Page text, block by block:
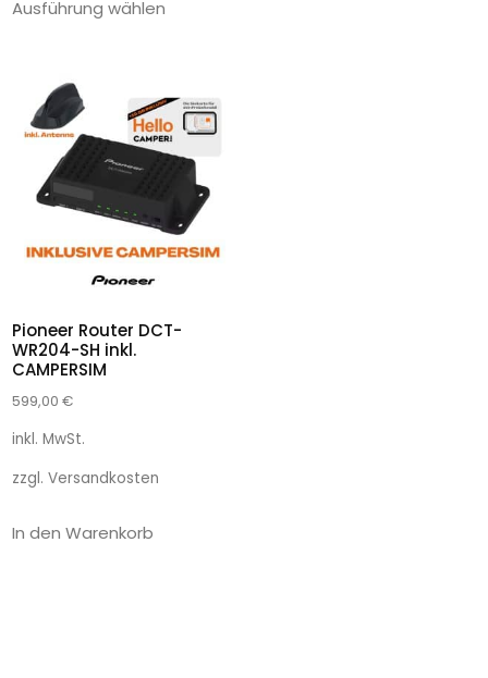
Ausführung wählen
Pioneer Router DCT-
WR204-SH inkl.
CAMPERSIM
599,00 €
inkl. MwSt.
zzgl. Versandkosten
In den Warenkorb